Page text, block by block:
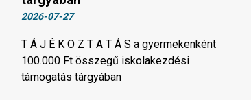
2026-07-27
T Á J É K O Z T A T Á S a gyermekenként
100.000 Ft összegű iskolakezdési
támogatás tárgyában